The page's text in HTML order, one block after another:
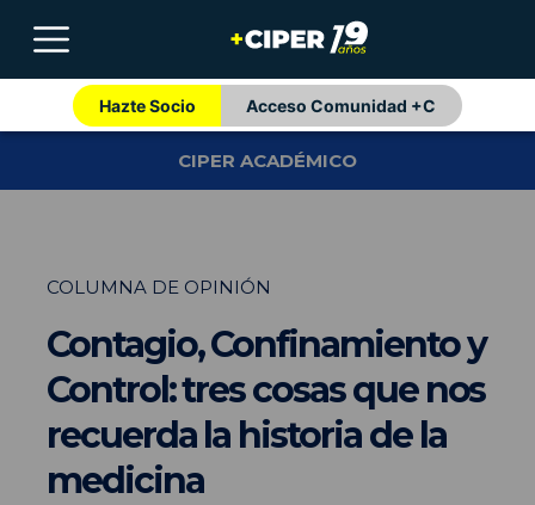
Hazte Socio Acceso Comunidad +C
CIPER ACADÉMICO
COLUMNA DE OPINIÓN
Contagio, Confinamiento y
Control: tres cosas que nos
recuerda la historia de la
medicina